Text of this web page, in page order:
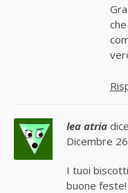
lea atria
Dicembre
I tuoi
buone feste!